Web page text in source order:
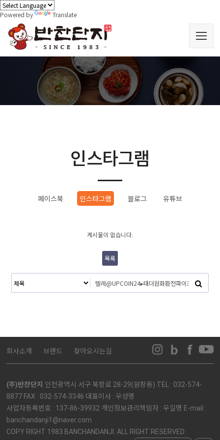
Powered by Translate
인스타그램
페이스북 인스타그램 블로그 유튜브
게시물이 없습니다.
목록
회사소개 브랜드 찾아오시는길
(주)반찬단지 인천광역시 서구 북항로 28-29(원창동) TEL : 032-574-
8877 FAX : 032-574-3346 대표이사 : 우성명
사업자등록번호 : 137-86-39932 개인정보관리책임자 : 우길명 E-mail :
banchandanji1@naver.com
COPY RIGHT 1983 BANCHANDANJI. ALL RIGHT RESERVED